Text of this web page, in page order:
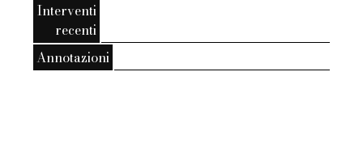
Interventi
recenti
Annotazioni